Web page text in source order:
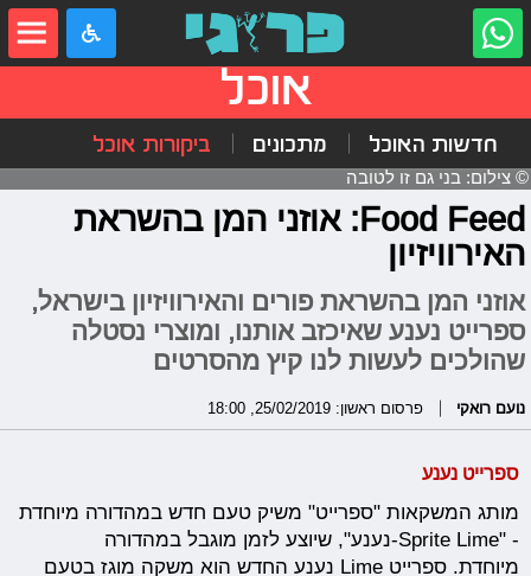
אוכל
חדשות האוכל מתכונים ביקורות אוכל
© צילום: בני גם זו לטובה
Food Feed: אוזני המן בהשראת
האירוויזיון
אוזני המן בהשראת פורים והאירוויזיון בישראל,
ספרייט נענע שאיכזב אותנו, ומוצרי נסטלה
שהולכים לעשות לנו קיץ מהסרטים
נועם רואקי פרסום ראשון: 25/02/2019, 18:00
ספרייט נענע
מותג המשקאות "ספרייט" משיק טעם חדש במהדורה מיוחדת
- "Sprite Lime-נענע", שיוצע לזמן מוגבל במהדורה
מיוחדת. ספרייט Lime נענע החדש הוא משקה מוגז בטעם